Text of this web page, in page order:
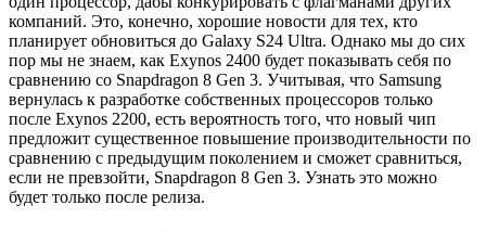
компаний. Это, конечно, хорошие новости для тех, кто
планирует обновиться до Galaxy S24 Ultra. Однако мы до сих
пор мы не знаем, как Exynos 2400 будет показывать себя по
сравнению со Snapdragon 8 Gen 3. Учитывая, что Samsung
вернулась к разработке собственных процессоров только
после Exynos 2200, есть вероятность того, что новый чип
предложит существенное повышение производительности по
сравнению с предыдущим поколением и сможет сравниться,
если не превзойти, Snapdragon 8 Gen 3. Узнать это можно
будет только после релиза.